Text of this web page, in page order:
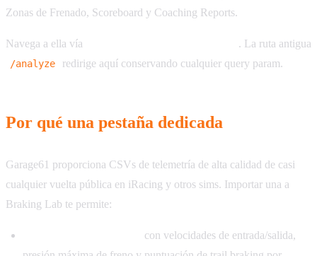
Zonas de Frenado, Scoreboard y Coaching Reports.
Navega a ella vía . La ruta antigua
/analyze redirige aquí conservando cualquier query param.
Por qué una pestaña dedicada
Garage61 proporciona CSVs de telemetría de alta calidad de casi
cualquier vuelta pública en iRacing y otros sims. Importar una a
Braking Lab te permite:
con velocidades de entrada/salida,